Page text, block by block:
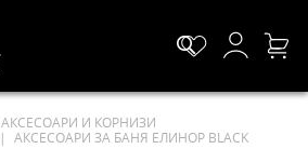
АКСЕСОАРИ И КОРНИЗИ
АКСЕСОАРИ ЗА БАНЯ ЕЛИНОР BLACK